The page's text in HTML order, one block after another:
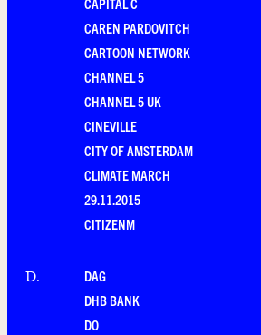
CAREN PARDOVITCH
CARTOON NETWORK
CHANNEL 5
CHANNEL 5 UK
CINEVILLE
CITY OF AMSTERDAM
CLIMATE MARCH
29.11.2015
CITIZENM
D.
DAG
DHB BANK
DO